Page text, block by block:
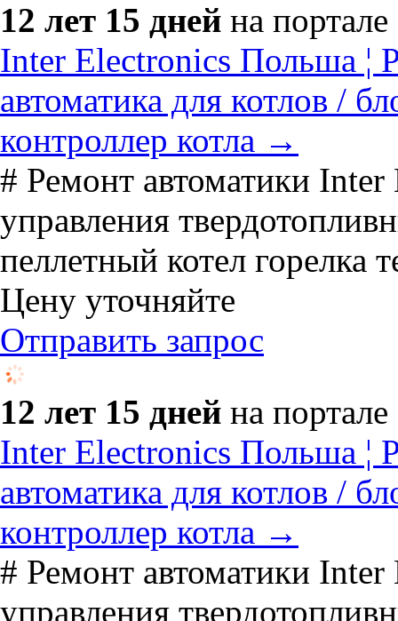
12 лет 15 дней на портале
Inter Electronics Польша
автоматика для котлов /
контроллер котла →
# Ремонт автоматики Inter
управления
пеллетный котел горелка
Цену уточняйте
Отправить запрос
12 лет 15 дней на портале
Inter Electronics Польша
автоматика для котлов /
контроллер котла →
# Ремонт автоматики Inter
управления